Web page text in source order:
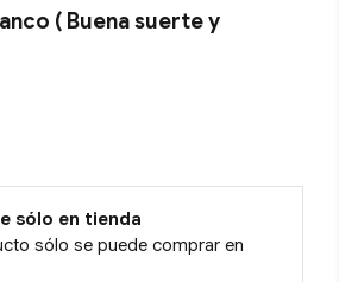
( Buena suerte y
sólo en tienda
sólo se puede comprar en